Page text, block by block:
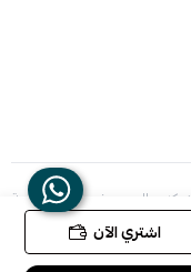
اشتري الآن
شركه عالم جيفينشي التجارية